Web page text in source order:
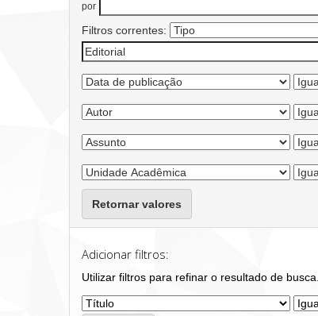
por
Filtros correntes:
Retornar valores
Adicionar filtros:
Utilizar filtros para refinar o resultado de busca.